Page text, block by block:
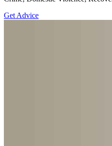
Get Advice